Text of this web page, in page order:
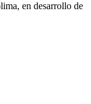
en desarrollo de